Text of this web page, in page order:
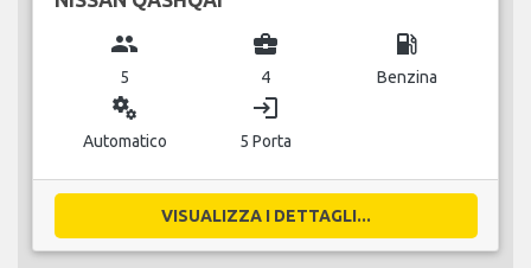
group
5
business_center
4
local_gas_station
Benzina
miscellaneous_services
Automatico
login
5 Porta
VISUALIZZA I DETTAGLI...